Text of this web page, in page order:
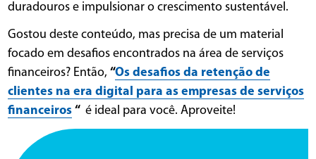
duradouros e impulsionar o crescimento sustentável.
Gostou deste conteúdo, mas precisa de um material
focado em desafios encontrados na área de serviços
financeiros? Então,“Os desafios da retenção de
clientes na era digital para as empresas de serviços
financeiros “ é ideal para você. Aproveite!